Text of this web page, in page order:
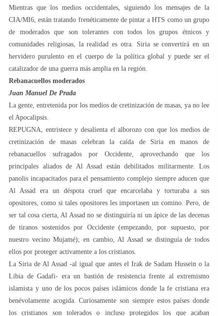
Mientras que los medios occidentales, siguiendo los mensajes de la
CIA/MI6, están tratando frenéticamente de pintar a HTS como un grupo
de moderados que son tolerantes con todos los grupos étnicos y
comunidades religiosas, la realidad es otra. Siria se convertirá en un
hervidero purulento en el cuerpo de la política global y puede ser el
catalizador de una guerra más amplia en la región.
Rebanacuellos moderados
Juan Manuel De Prada
La gente, entretenida por los medios de cretinización de masas, ya no lee
el Apocalipsis.
REPUGNA, entristece y desalienta el alborozo con que los medios de
cretinización de masas celebran la caída de Siria en manos de
rebanacuellos sufragados por Occidente, aprovechando que los
principales aliados de Al Assad están debilitados militarmente. Los
panolis incapacitados para el pensamiento complejo siempre aducen que
Al Assad era un déspota cruel que encarcelaba y torturaba a sus
opositores, como si tales opositores les importasen un comino. Pero, de
ser tal cosa cierta, Al Assad no se distinguiría ni un ápice de las decenas
de tiranos sostenidos por Occidente (empezando, por supuesto, por
nuestro vecino Mujamé); en cambio, Al Assad se distinguía de todos
ellos por proteger activamente a los cristianos.
La Siria de Al Assad -al igual que antes el Irak de Sadam Hussein o la
Libia de Gadafi- era un bastión de resistencia frente al extremismo
islamista y uno de los pocos países islámicos donde la fe cristiana era
benévolamente acogida. Curiosamente son siempre estos países donde
los cristianos son tolerados o incluso protegidos los que acaban